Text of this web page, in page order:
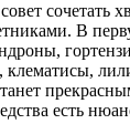
сочетать
В
есть